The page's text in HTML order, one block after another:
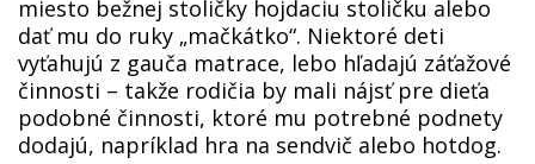
miesto bežnej stoličky hojdaciu stoličku alebo
dať mu do ruky „mačkátko“. Niektoré deti
vyťahujú z gauča matrace, lebo hľadajú záťažové
činnosti – takže rodičia by mali nájsť pre dieťa
podobné činnosti, ktoré mu potrebné podnety
dodajú, napríklad hra na sendvič alebo hotdog.